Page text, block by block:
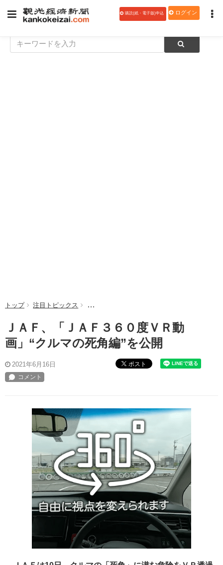
購読(紙・電子版)申込 ログイン
トップ 注目トピックス ＪＡＦ、「ＪＡＦ３６０度ＶＲ動画」“クルマ
ＪＡＦ、「ＪＡＦ３６０度ＶＲ動
画」“クルマの死角編”を公開
2021年6月16日 ポスト